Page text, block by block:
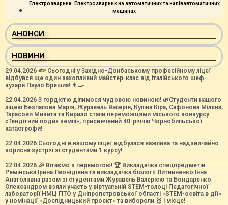
Електрозварник. Електрозварник на автоматичних та напівавтоматичних
машинах
АНОНСИ
НОВИНИ
29.04.2026 🐟 Сьогодні у Західно-Донбаському професійному ліцеї
відбувся ще один захопливий майстер-клас від італійського шеф-
кухаря Пауло Брешиа! 👨‍🍳
22.04.2026 З гордістю ділимося чудовою новиною! 🌿Студенти нашого
ліцею Безпалова Марія, Журавель Валерія, Куліна Кіра, Сафонова Мілєна,
Тарасови Микита та Кирило стали переможцями міського конкурсу
«Тендітний подих землі», присвячений 40-річчю Чорнобильської
катастрофи!
22.04.2026 Сьогодні в нашому ліцеї відбулася важлива та надзвичайно
корисна зустріч зі студентами 1 курсу!
22.04.2026 🎉 Вітаємо з перемогою! 🏆 Викладачка спецпредметів
Ремінська Ірина Леонідівна та викладачка біології Литвиненко Інна
Анатоліївна разом зі студентами Журавель Валерією та Бондаренко
Олександром взяли участь у віртуальній STEM-толоці Педагогічної
лабораторії НМЦ ПТО у Дніпропетровської області «STEM-освіта в дії»
у номінації «Дослідницький проєкт» та вибороли 🥇 І місце!